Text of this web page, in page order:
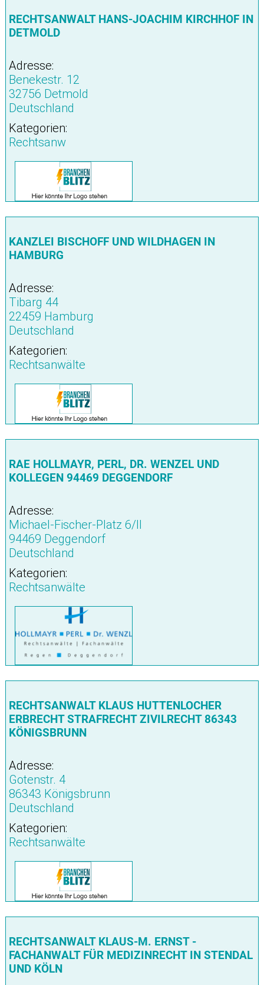
RECHTSANWALT HANS-JOACHIM KIRCHHOF IN
DETMOLD
Adresse:
Benekestr. 12
32756 Detmold
Deutschland
Kategorien:
Rechtsanw
KANZLEI BISCHOFF UND WILDHAGEN IN
HAMBURG
Adresse:
Tibarg 44
22459 Hamburg
Deutschland
Kategorien:
Rechtsanwälte
RAE HOLLMAYR, PERL, DR. WENZEL UND
KOLLEGEN 94469 DEGGENDORF
Adresse:
Michael-Fischer-Platz 6/II
94469 Deggendorf
Deutschland
Kategorien:
Rechtsanwälte
RECHTSANWALT KLAUS HUTTENLOCHER
ERBRECHT STRAFRECHT ZIVILRECHT 86343
KÖNIGSBRUNN
Adresse:
Gotenstr. 4
86343 Königsbrunn
Deutschland
Kategorien:
Rechtsanwälte
RECHTSANWALT KLAUS-M. ERNST -
FACHANWALT FÜR MEDIZINRECHT IN STENDAL
UND KÖLN